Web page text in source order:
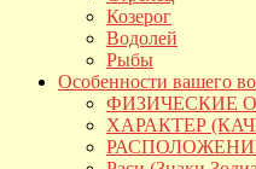
Козерог
Водолей
Рыбы
Особенности вашего
ФИЗИЧЕСКИЕ
ХАРАКТЕР